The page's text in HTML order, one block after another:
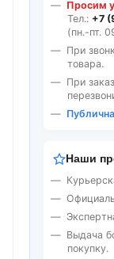
Просим
Тел.: +7
(пн.-пт.
При
товара.
При
Наши
Выдача
покупку.